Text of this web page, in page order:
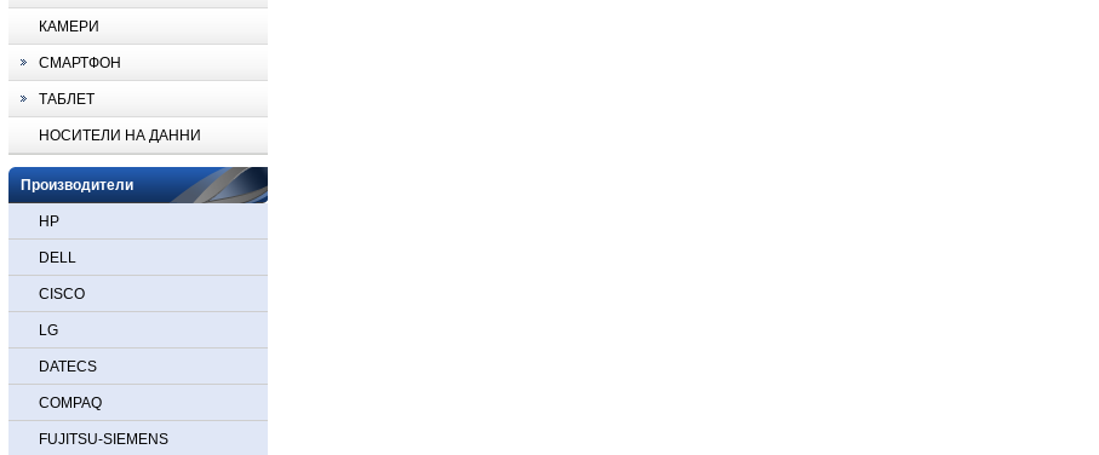
КАМЕРИ
СМАРТФОН
ТАБЛЕТ
НОСИТЕЛИ НА ДАННИ
Производители
HP
DELL
CISCO
LG
DATECS
COMPAQ
FUJITSU-SIEMENS